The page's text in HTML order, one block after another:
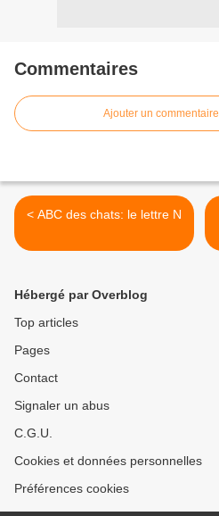
Commentaires
Ajouter un commentaire
< ABC des chats: le lettre N
Hébergé par Overblog
Top articles
Pages
Contact
Signaler un abus
C.G.U.
Cookies et données personnelles
Préférences cookies